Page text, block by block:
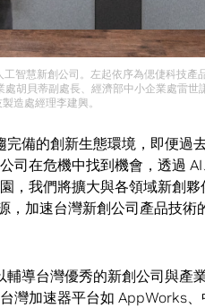
智慧新創公司。左起依序為偲倢科技產
胡貝蒂副處長、經濟部中小企業處雷世
造處經理李建興。
備的創新生態環境，即便過
司在危機中找到機會，透過
，我們將擴大與各領域新創
，加速台灣新創公司產品技術
導台灣優秀的新創公司與產
灣加速器平台如 AppWorks